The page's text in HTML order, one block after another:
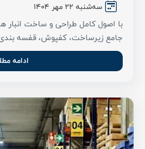
سه‌شنبه ۲۲ مهر ۱۴۰۴
با اصول کامل طراحی و ساخت انبار
جامع زیرساخت، کفپوش، قفسه بندی
ادامه